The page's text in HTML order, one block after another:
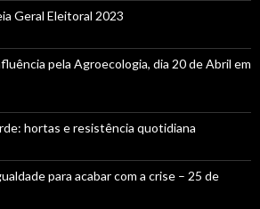
Geral Eleitoral 2023
pela Agroecologia, dia 20 de Abril em
hortas e resistência quotidiana
para acabar com a crise – 25 de